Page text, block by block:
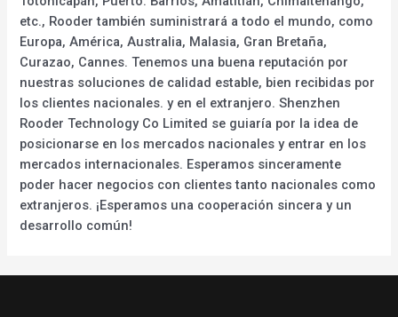
etc., Rooder también suministrará a todo el mundo, como
Europa, América, Australia, Malasia, Gran Bretaña,
Curazao, Cannes. Tenemos una buena reputación por
nuestras soluciones de calidad estable, bien recibidas por
los clientes nacionales. y en el extranjero. Shenzhen
Rooder Technology Co Limited se guiaría por la idea de
posicionarse en los mercados nacionales y entrar en los
mercados internacionales. Esperamos sinceramente
poder hacer negocios con clientes tanto nacionales como
extranjeros. ¡Esperamos una cooperación sincera y un
desarrollo común!